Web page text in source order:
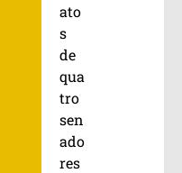
ato
s
de
qua
tro
sen
ado
res